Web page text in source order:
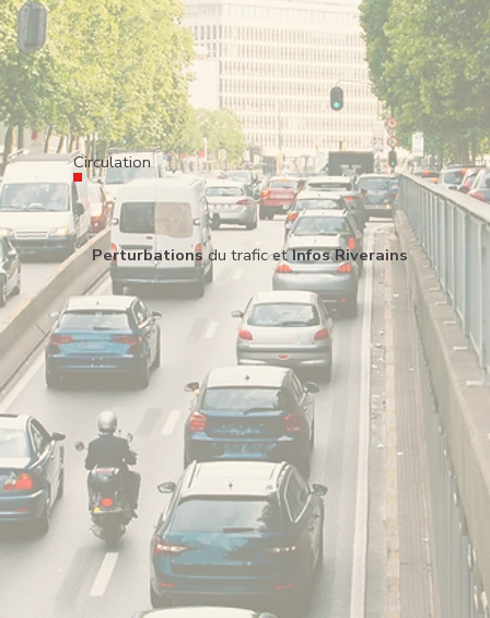
Circulation
Perturbationsdu trafic etInfos Riverains